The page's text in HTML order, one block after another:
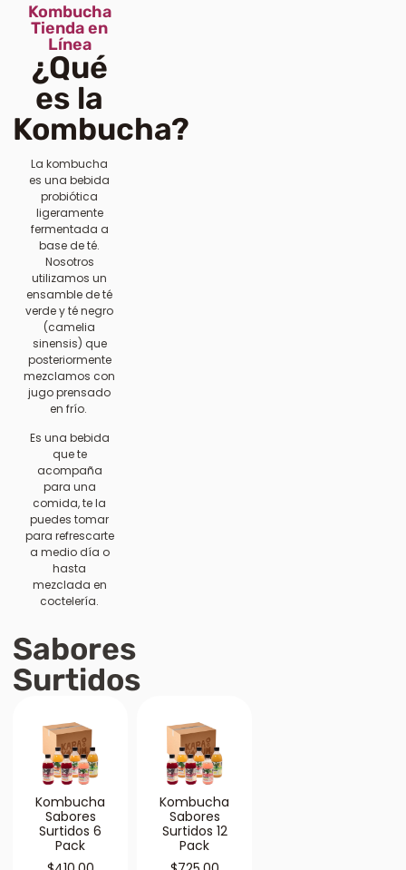
Kombucha
Tienda en
Línea
¿Qué
es la
Kombucha?
La kombucha
es una bebida
probiótica
ligeramente
fermentada a
base de té.
Nosotros
utilizamos un
ensamble de té
verde y té negro
(camelia
sinensis) que
posteriormente
mezclamos con
jugo prensado
en frío.
Es una bebida
que te
acompaña
para una
comida, te la
puedes tomar
para refrescarte
a medio día o
hasta
mezclada en
coctelería.
Sabores
Surtidos
Kombucha
Sabores
Surtidos 6
Pack
Kombucha
Sabores
Surtidos 12
Pack